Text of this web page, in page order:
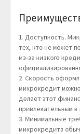
1. Доступность.
тех, кто не может
из-за низкого
2. Скорость
микрокредит
делает этот
привлекательным в
3. Минимальные
микрокредита